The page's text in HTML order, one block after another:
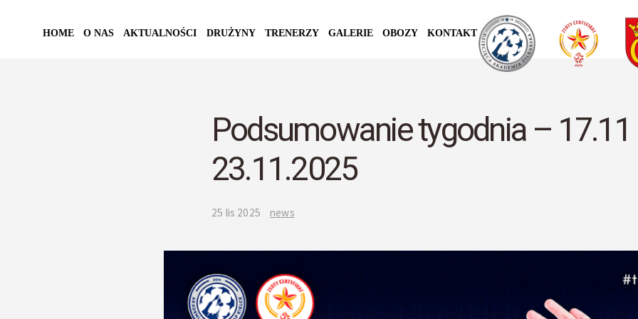
HOME O NAS AKTUALNOŚCI DRUŻYNY TRENERZY GALERIE OBOZY KONTAKT
Podsumowanie tygodnia –
23.11.2025
25 lis 2025 news